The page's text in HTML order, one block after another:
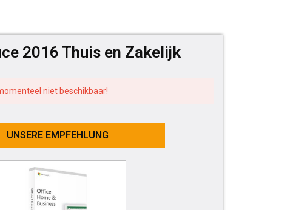
2016 Thuis en Zakelijk
niet beschikbaar!
UNSERE EMPFEHLUNG